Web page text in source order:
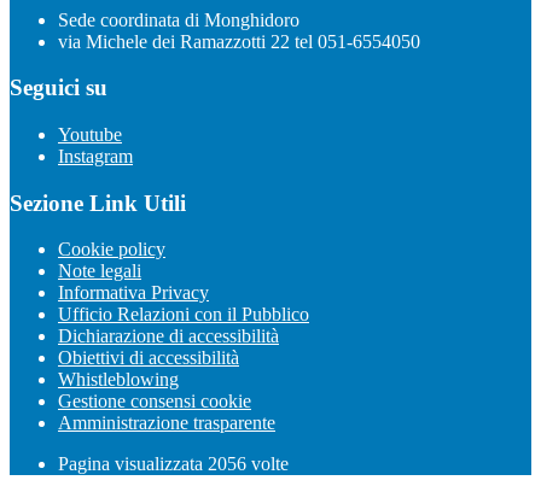
Sede coordinata di Monghidoro
via Michele dei Ramazzotti 22 tel 051-6554050
Seguici su
Youtube
Instagram
Sezione Link Utili
Cookie policy
Note legali
Informativa Privacy
Ufficio Relazioni con il Pubblico
Dichiarazione di accessibilità
Obiettivi di accessibilità
Whistleblowing
Gestione consensi cookie
Amministrazione trasparente
Pagina visualizzata 2056 volte